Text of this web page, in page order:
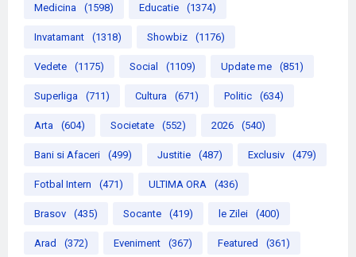
Medicina (1598) Educatie (1374)
Invatamant (1318) Showbiz (1176)
Vedete (1175) Social (1109) Update me (851)
Superliga (711) Cultura (671) Politic (634)
Arta (604) Societate (552) 2026 (540)
Bani si Afaceri (499) Justitie (487) Exclusiv (479)
Fotbal Intern (471) ULTIMA ORA (436)
Brasov (435) Socante (419) le Zilei (400)
Arad (372) Eveniment (367) Featured (361)